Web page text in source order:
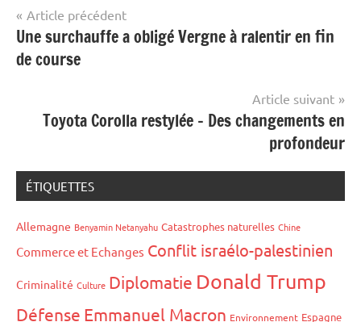
Navigation
de
l’article
Article précédent
Une surchauffe a obligé Vergne à ralentir en fin
de course
Article suivant
Toyota Corolla restylée – Des changements en
profondeur
ÉTIQUETTES
Allemagne Benyamin Netanyahu Catastrophes naturelles Chine
Commerce et Echanges Conflit israélo-palestinien
Criminalité Culture Diplomatie Donald Trump
Défense Emmanuel Macron Environnement Espagne